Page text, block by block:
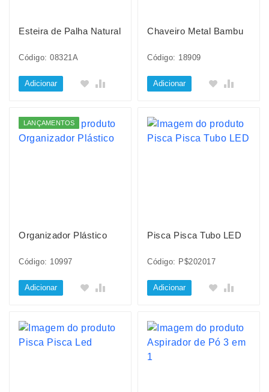
Esteira de Palha Natural
Código: 08321A
Adicionar
Chaveiro Metal Bambu
Código: 18909
Adicionar
LANÇAMENTOS
Organizador Plástico
Código: 10997
Adicionar
Pisca Pisca Tubo LED
Código: P$202017
Adicionar